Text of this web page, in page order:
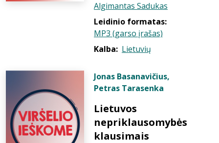
Algimantas Sadukas
Leidinio formatas:
MP3 (garso įrašas)
Kalba: Lietuvių
Jonas Basanavičius,
Petras Tarasenka
Lietuvos
nepriklausomybės
klausimais